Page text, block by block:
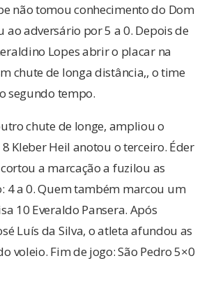
não tomou conhecimento do Dom
ao adversário por 5 a 0. Depois de
Lopes abrir o placar na
chute de longa distância,, o time
segundo tempo.
chute de longe, ampliou o
Kleber Heil anotou o terceiro. Éder
a marcação a fuzilou as
4 a 0. Quem também marcou um
10 Everaldo Pansera. Após
Luís da Silva, o atleta afundou as
voleio. Fim de jogo: São Pedro 5×0